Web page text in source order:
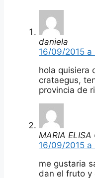
daniela
16/09/2015
hola quisiera
crataegus,
provincia de
MARIA ELISA
16/09/2015
me gustaria
dan el fruto y